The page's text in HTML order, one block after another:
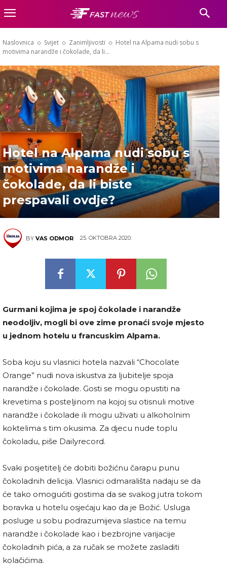
Naslovnica Svijet Zanimljivosti
Hotel na Alpama nudi sobu s
motivima narandže i čokolade, da li...
Hotel na Alpama nudi sobu s
motivima narandže i
čokolade, da li biste
prespavali ovdje?
BY VAS ODMOR 25. OKTOBRA 2020.
Gurmani kojima je spoj čokolade i narandže
neodoljiv, mogli bi ove zime pronaći svoje mjesto
u jednom hotelu u francuskim Alpama.
Soba koju su vlasnici hotela nazvali “Chocolate
Orange” nudi nova iskustva za ljubitelje spoja
narandže i čokolade. Gosti se mogu opustiti na
krevetima s posteljinom na kojoj su otisnuli motive
narandže i čokolade ili mogu uživati u alkoholnim
koktelima s tim okusima. Za djecu nude toplu
čokoladu, piše Dailyrecord.
Svaki posjetitelj će dobiti božićnu čarapu punu
čokoladnih delicija. Vlasnici odmarališta nadaju se da
će tako omogućiti gostima da se svakog jutra tokom
boravka u hotelu osjećaju kao da je Božić. Usluga
posluge u sobu podrazumijeva slastice na temu
narandže i čokolade kao i bezbrojne varijacije
čokoladnih pića, a za ručak se možete zasladiti
kolačićima.